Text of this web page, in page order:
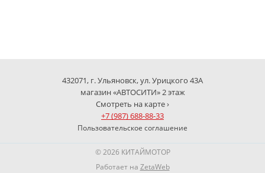
432071, г. Ульяновск, ул. Урицкого 43А
магазин «АВТОСИТИ» 2 этаж
Смотреть на карте ›
+7 (987) 688-88-33
Пользовательское соглашение
© 2026 КИТАЙМОТОР
Работает на ZetaWeb